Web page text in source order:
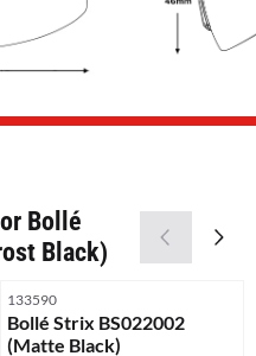
Bollé
Black)
Artikelnummer
133590
Bollé Strix BS022002
(Matte Black)